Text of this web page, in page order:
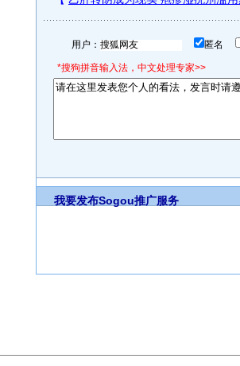
用户： 匿名
*搜狗拼音输入法，中文处理专家>>
我要发布Sogou推广服务